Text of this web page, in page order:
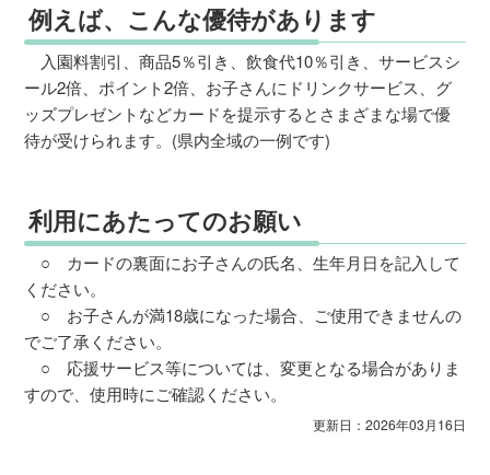
例えば、こんな優待があります
入園料割引、商品5％引き、飲食代10％引き、サービスシ
ール2倍、ポイント2倍、お子さんにドリンクサービス、グ
ッズプレゼントなどカードを提示するとさまざまな場で優
待が受けられます。(県内全域の一例です)
利用にあたってのお願い
○ カードの裏面にお子さんの氏名、生年月日を記入して
ください。
○ お子さんが満18歳になった場合、ご使用できませんの
でご了承ください。
○ 応援サービス等については、変更となる場合がありま
すので、使用時にご確認ください。
更新日：2026年03月16日